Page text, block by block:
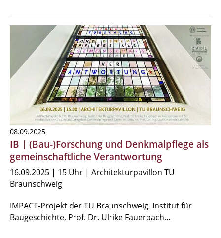
08.09.2025
IB | (Bau-)Forschung und Denkmalpflege als
gemeinschaftliche Verantwortung
16.09.2025 | 15 Uhr | Architekturpavillon TU
Braunschweig
IMPACT-Projekt der TU Braunschweig, Institut für
Baugeschichte, Prof. Dr. Ulrike Fauerbach…